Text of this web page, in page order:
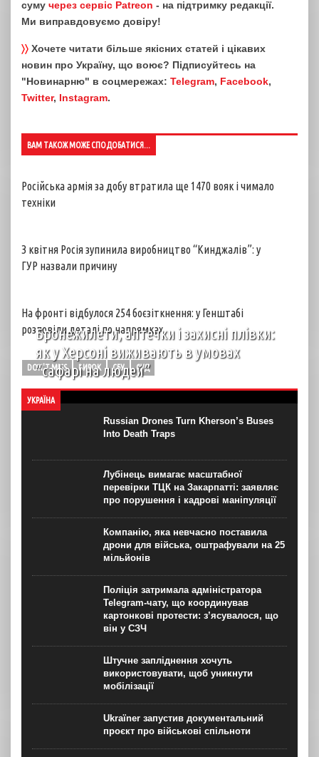
суму через сервіс Patreon - на підтримку редакції.
Ми виправдовуємо довіру!
〉〉 Хочете читати більше якісних статей і цікавих
новин про Україну, що воює? Підписуйтесь на
"Новинарню" в соцмережах: Telegram, Facebook,
Twitter, Instagram.
ВАМ ТАКОЖ МОЖЕ СПОДОБАТИСЯ...
Російська армія за добу втратила ще 1470 вояк і чимало
техніки
З квітня Росія зупинила виробництво “Кинджалів”: у
ГУР назвали причину
На фронті відбулося 254 боєзіткнення: у Генштабі
розповіли деталі по напрямках
DON'T MISS ВИРОК СБУ СУД
УКРАЇНА
Бронежилети, аптечки і захисні плівки:
як у Херсоні виживають в умовах
“сафарі на людей”
автор: Вірджинія Нгуєн Хоанг (Virginie Nguyen Hoang)
бельгійська журналістка з Херсону для “Новинарні“
Термін “сафарі на людей” (human safari) – явище з 1990-
х часів Боснійської війни, коли, за...
Russian Drones Turn Kherson’s Buses
Into Death Traps
Лубінець вимагає масштабної
перевірки ТЦК на Закарпатті: заявляє
про порушення і кадрові маніпуляції
Компанію, яка невчасно поставила
дрони для війська, оштрафували на 25
мільйонів
Поліція затримала адміністратора
Telegram-чату, що координував
картонкові протести: з’ясувалося, що
він у СЗЧ
Штучне запліднення хочуть
використовувати, щоб уникнути
мобілізації
Ukraїner запустив документальний
проєкт про військові спільноти